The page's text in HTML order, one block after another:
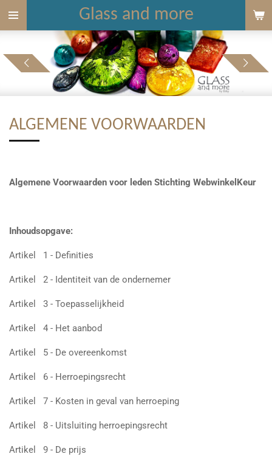
Ga
direct
de
hoofdinhoud
Glass and more
ALGEMENE VOORWAARDEN
Algemene Voorwaarden voor leden Stichting WebwinkelKeur
Inhoudsopgave:
Artikel 1 - Definities
Artikel 2 - Identiteit van de ondernemer
Artikel 3 - Toepasselijkheid
Artikel 4 - Het aanbod
Artikel 5 - De overeenkomst
Artikel 6 - Herroepingsrecht
Artikel 7 - Kosten in geval van herroeping
Artikel 8 - Uitsluiting herroepingsrecht
Artikel 9 - De prijs